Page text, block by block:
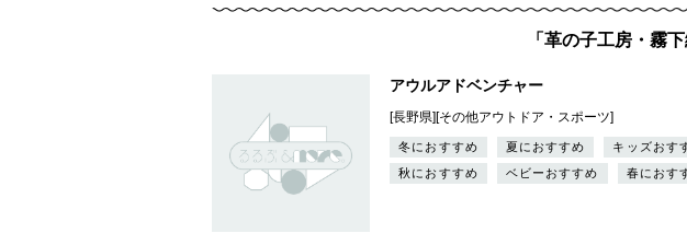
「革の子工房・霧
アウルアドベンチャー
[長野県][その他アウトドア・スポーツ]
冬におすすめ 夏におすすめ
キッズおす
秋におすすめ
ベビーおすすめ 春におす